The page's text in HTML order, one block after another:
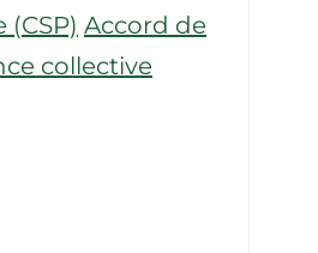
Accord de
collective